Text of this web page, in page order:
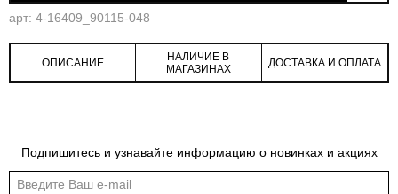
арт: 4-16409_90115-048
Обмеры изделия Таблица размеров
Индивидуальные обмеры изделия помогут более точно выбрать подходящий
ОПИСАНИЕ
НАЛИЧИЕ В
МАГАЗИНАХ
ДОСТАВКА И ОПЛАТА
Подпишитесь и узнавайте информацию о новинках и акциях